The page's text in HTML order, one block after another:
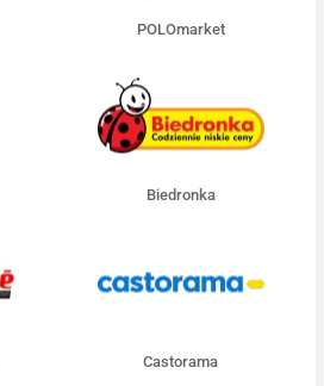
POLOmarket
Biedronka
Castorama